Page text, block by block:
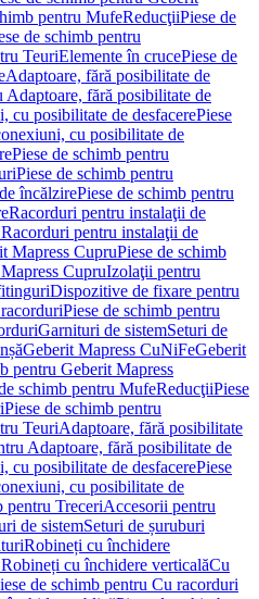
pentru MufeReducţiiPiese de
de schimb pentru
TeuriElemente în crucePiese de
Adaptoare, fără posibilitate de
Adaptoare, fără posibilitate de
cu posibilitate de desfacerePiese
cu posibilitate de
Piese de schimb pentru
Piese de schimb pentru
încălzirePiese de schimb pentru
Racorduri pentru instalaţii de
pentru instalaţii de
Mapress CupruPiese de schimb
CupruIzolaţii pentru
Dispozitive de fixare pentru
Piese de schimb pentru
Garnituri de sistemSeturi de
Geberit Mapress CuNiFeGeberit
pentru Geberit Mapress
schimb pentru MufeReducţiiPiese
Piese de schimb pentru
TeuriAdaptoare, fără posibilitate
Adaptoare, fără posibilitate de
cu posibilitate de desfacerePiese
cu posibilitate de
pentru TreceriAccesorii pentru
de sistemSeturi de șuruburi
Robineți cu închidere
cu închidere verticalăCu
de schimb pentru Cu racorduri